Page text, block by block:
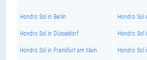
Hondro Sol in Berlin Hondro Sol
Hondro Sol in Düsseldorf Hondro Sol
Hondro Sol in Frankfurt am Main Hondro Sol